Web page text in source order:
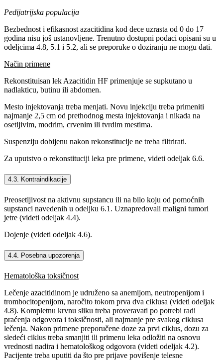
Pedijatrijska populacija
Bezbednost i efikasnost azacitidina kod dece uzrasta od 0 do 17
godina nisu još ustanovljene. Trenutno dostupni podaci opisani su u
odeljcima 4.8, 5.1 i 5.2, ali se preporuke o doziranju ne mogu dati.
Način primene
Rekonstituisan lek Azacitidin HF primenjuje se supkutano u
nadlakticu, butinu ili abdomen.
Mesto injektovanja treba menjati. Novu injekciju treba primeniti
najmanje 2,5 cm od prethodnog mesta injektovanja i nikada na
osetljivim, modrim, crvenim ili tvrdim mestima.
Suspenziju dobijenu nakon rekonstitucije ne treba filtrirati.
Za uputstvo o rekonstituciji leka pre primene, videti odeljak 6.6.
4.3. Kontraindikacije
Preosetljivost na aktivnu supstancu ili na bilo koju od pomoćnih
supstanci navedenih u odeljku 6.1. Uznapredovali maligni tumori
jetre (videti odeljak 4.4).
Dojenje (videti odeljak 4.6).
4.4. Posebna upozorenja
Hematološka toksičnost
Lečenje azacitidinom je udruženo sa anemijom, neutropenijom i
trombocitopenijom, naročito tokom prva dva ciklusa (videti odeljak
4.8). Kompletnu krvnu sliku treba proveravati po potrebi radi
praćenja odgovora i toksičnosti, ali najmanje pre svakog ciklusa
lečenja. Nakon primene preporučene doze za prvi ciklus, dozu za
sledeći ciklus treba smanjiti ili primenu leka odložiti na osnovu
vrednosti nadira i hematološkog odgovora (videti odeljak 4.2).
Pacijente treba uputiti da što pre prijave povišenje telesne